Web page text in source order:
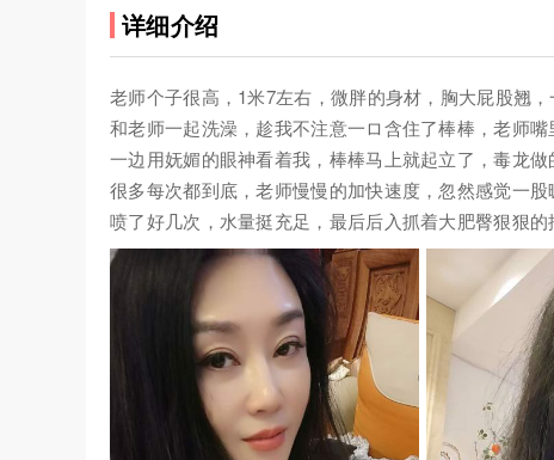
详细介绍
老师个子很高，1米7左右，微胖的身材，胸大屁股翘
和老师一起洗澡，趁我不注意一ロ含住了棒棒，老师
一边用妩媚的眼神看着我，棒棒马上就起立了，毒龙
很多每次都到底，老师慢慢的加快速度，忽然感觉一
喷了好几次，水量挺充足，最后后入抓着大肥臀狠狠的